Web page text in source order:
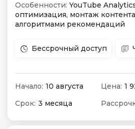
Особенности: YouTube
оптимизация, монтаж
алгоритмами рекомендаций
Бессрочный доступ
Начало: 10 августа Цена: 1
Срок: 3 месяца